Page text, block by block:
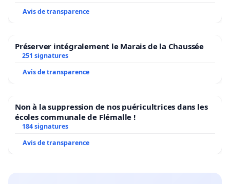
Avis de transparence
Préserver intégralement le Marais de la Chaussée
251 signatures
Avis de transparence
Non à la suppression de nos puéricultrices dans les
écoles communale de Flémalle !
184 signatures
Avis de transparence